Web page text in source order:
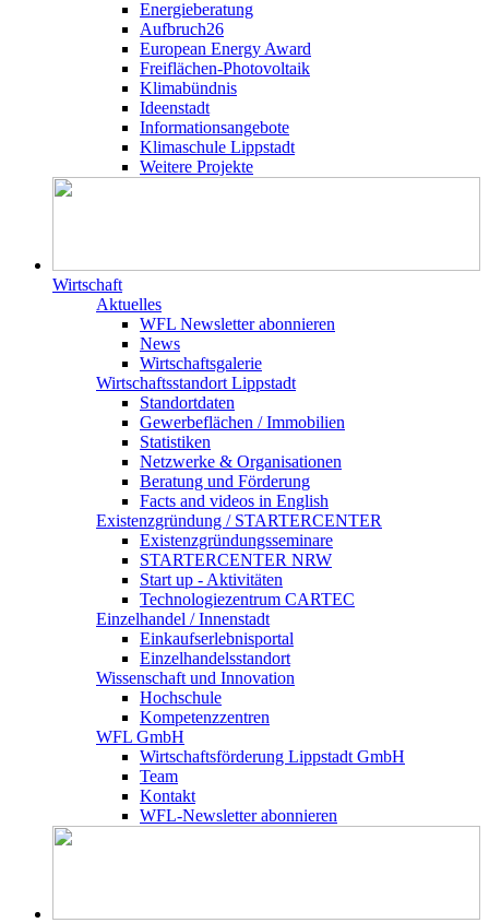
Energieberatung
Aufbruch26
European Energy Award
Freiflächen-Photovoltaik
Klimabündnis
Ideenstadt
Informationsangebote
Klimaschule Lippstadt
Weitere Projekte
Wirtschaft
Aktuelles
WFL Newsletter abonnieren
News
Wirtschaftsgalerie
Wirtschafts­­standort Lippstadt
Standortdaten
Gewerbeflächen / Immobilien
Statistiken
Netzwerke & Organisationen
Beratung und Förderung
Facts and videos in English
Existenz­gründung / STARTERCENTER
Existenzgründungsseminare
STARTERCENTER NRW
Start up - Aktivitäten
Technologiezentrum CARTEC
Einzelhandel / Innenstadt
Einkaufserlebnisportal
Einzelhandelsstandort
Wissenschaft und Innovation
Hochschule
Kompetenzzentren
WFL GmbH
Wirtschaftsförderung Lippstadt GmbH
Team
Kontakt
WFL-Newsletter abonnieren